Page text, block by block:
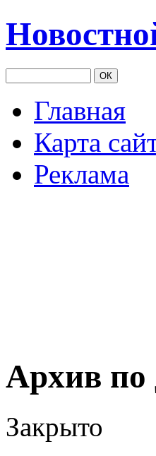
Главная
Карта
Реклама
Архив по
Закрыто